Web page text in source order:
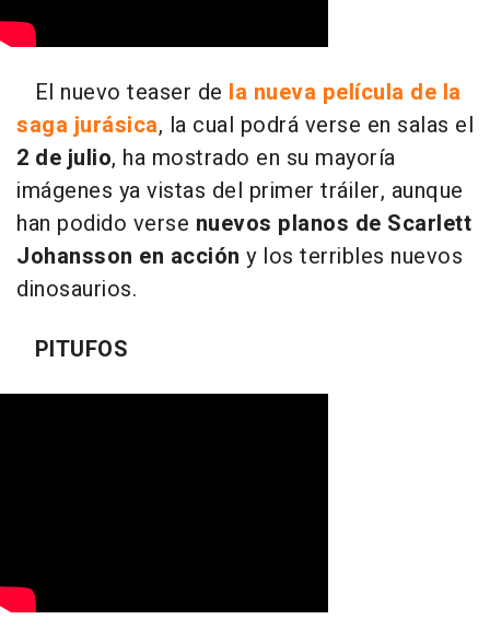
El nuevo teaser de la nueva película de la
saga jurásica, la cual podrá verse en salas el
2 de julio, ha mostrado en su mayoría
imágenes ya vistas del primer tráiler, aunque
han podido verse nuevos planos de Scarlett
Johansson en acción y los terribles nuevos
dinosaurios.
PITUFOS